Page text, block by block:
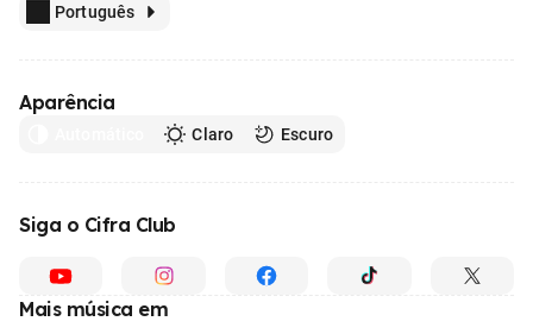
Português
Aparência
Claro Escuro
Siga o Cifra Club
Mais música em